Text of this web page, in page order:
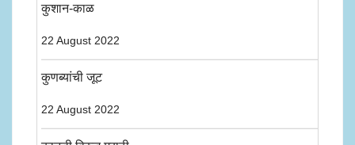
कुशान-काळ
22 August 2022
कुणब्यांची जूट
22 August 2022